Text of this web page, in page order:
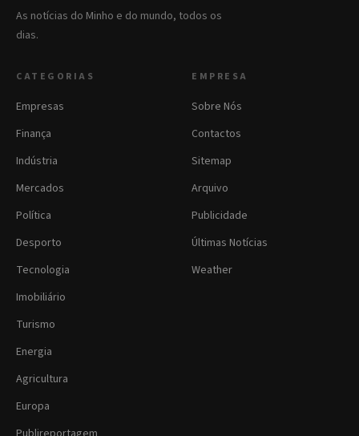
As notícias do Minho e do mundo, todos os
dias.
CATEGORIAS
Empresas
Finança
Indústria
Mercados
Política
Desporto
Tecnologia
Imobiliário
Turismo
Energia
Agricultura
Europa
EMPRESA
Sobre Nós
Contactos
Sitemap
Arquivo
Publicidade
Últimas Notícias
Weather